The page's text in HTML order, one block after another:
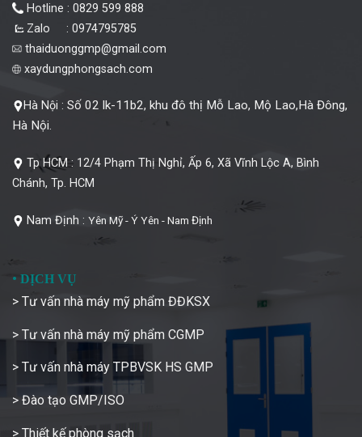
Hotline : 0829 599 888
Zalo : 0974795785
thaiduonggmp@gmail.com
xaydungphongsach.com
Hà Nội : Số 02 lk-11b2, khu đô thị Mỗ Lao, Mộ Lao,Hà Đông,
Hà Nội.
Tp HCM : 12/4 Phạm Thị Nghỉ, Ấp 6, Xã Vĩnh Lộc A, Bình
Chánh, Tp. HCM
Nam Định : Yên Mỹ - Ý Yên - Nam Định
• DỊCH VỤ
> Tư vấn nhà máy mỹ phẩm ĐĐKSX
> Tư vấn nhà máy mỹ phẩm CGMP
> Tư vấn nhà máy TPBVSK HS GMP
> Đào tạo GMP/ISO
> Thiết kế phòng sạch